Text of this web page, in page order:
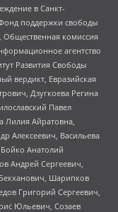
в Санкт-
поддержки свободы
Общественная комиссия
агентство
Развития Свободы
вердикт, Евразийская
Дзугкоева Регина
Павел
Айратовна,
Алексеевич, Васильева
Анатолий
Андрей Сергеевич,
Шарипков
Григорий Сергеевич,
Юльевич, Созаев